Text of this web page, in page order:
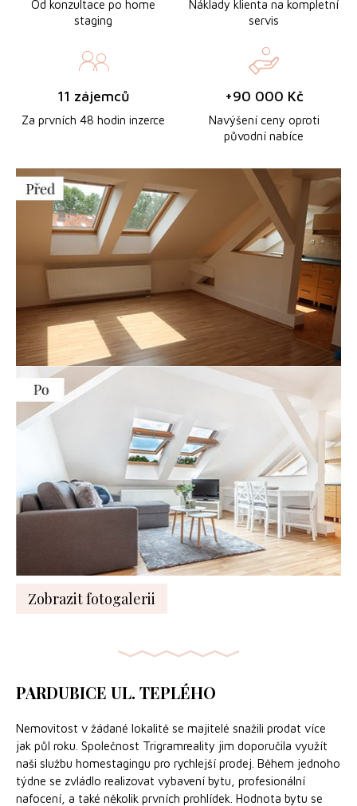
Zobrazit fotogalerii
Od konzultace po home
staging
Náklady klienta na kompletní
servis
11 zájemců
Za prvních 48 hodin inzerce
+90 000 Kč
Navýšení ceny oproti
původní nabíce
PARDUBICE UL. TEPLÉHO
Nemovitost v žádané lokalitě se majitelé snažili prodat více
jak půl roku. Společnost Trigramreality jim doporučila využít
naši službu homestagingu pro rychlejší prodej. Během jednoho
týdne se zvládlo realizovat vybavení bytu, profesionální
nafocení, a také několik prvních prohlídek. Hodnota bytu se